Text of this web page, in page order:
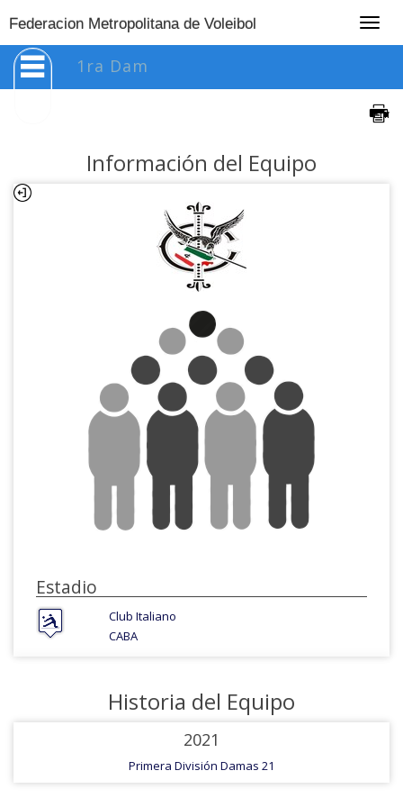
Federacion Metropolitana de Voleibol
1ra Dam
Información del Equipo
Estadio
Club Italiano
CABA
Historia del Equipo
2021
Primera División Damas 21